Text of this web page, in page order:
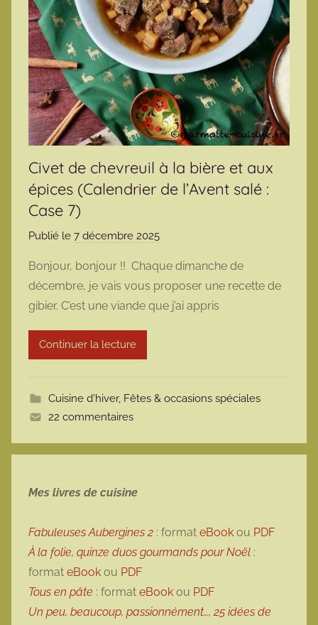
Civet de chevreuil à la bière et aux
épices (Calendrier de l’Avent salé :
Case 7)
Publié le 7 décembre 2025
r
m
a
t
Bonjour, bonjour !! Chaque dimanche de
décembre, je vais vous proposer une recette de
gibier. C’est une viande que j’ai appris
Continuer la lecture
Cuisine d'hiver, Fêtes & occasions spéciales
22 commentaires
Mes livres de cuisine
Fabuleuses Aubergines 2 : format eBook ou PDF
À la folie, quinze duos gourmands pour Noël :
format eBook ou PDF
Tous en pâte : format eBook ou PDF
Un peu, beaucoup, passionnément…, 25 idées de